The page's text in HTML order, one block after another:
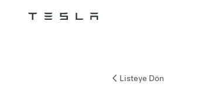
Tesla
Listeye Dön